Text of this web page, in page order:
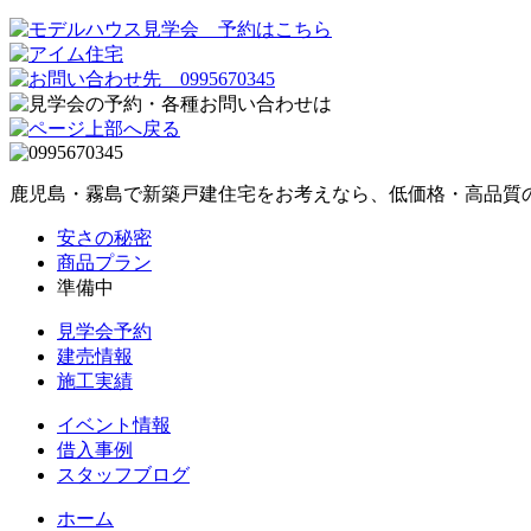
鹿児島・霧島で新築戸建住宅をお考えなら、低価格・高品質
安さの秘密
商品プラン
準備中
見学会予約
建売情報
施工実績
イベント情報
借入事例
スタッフブログ
ホーム